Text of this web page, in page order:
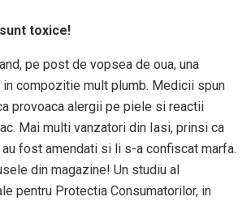
toxice!
pe post de vopsea de oua, una
in compozitie mult plumb. Medicii spun
provoaca alergii pe piele si reactii
Mai multi vanzatori din Iasi, prinsi ca
au fost amendati si li s-a confiscat marfa.
din magazine! Un studiu al
pentru Protectia Consumatorilor, in